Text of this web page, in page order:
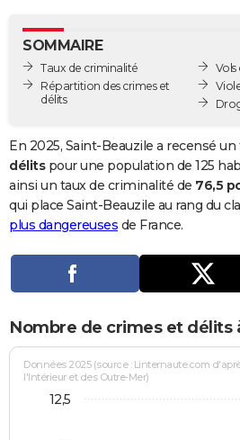
GUIDES D'ACHAT
BONS PLANS
Carte de Noël
Carte Bonne année
Carte Saint-Valentin
Carte Pâques
Carte d'anniversaire
DICTIONNAIRE
Dictionnaire
Biographies
Citations
Expressions
Proverbes
PROGRAMME TV
Se connecter
Entreprises
Service militaire
Avis de recherche
AVIS DE DÉCÈS
Bricolage
Lifestyle
Culture
Sport
Auto
Television
Voyage
Cinema
SOMMAIRE
Taux de criminalité
Répartition des crimes et
délits
En 2025, Saint-Beauzile a recensé un
délitspour une population de 125
ainsi un taux de criminalité de 76,5
qui place Saint-Beauzile au rang du
plus dangereuses de France.
Nombre de crimes et délits
Données 2025 (source : Linternaute.com
l'Intérieur et des Outre-Mer)
12,5